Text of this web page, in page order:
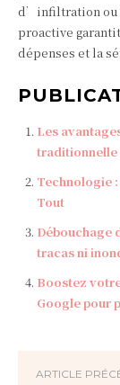
d’infiltration ou
proactive
dépenses et la
Les
traditionnelle
Technologie
Tout
Débouchage
tracas ni
Boostez
Google pour
ARTICLE